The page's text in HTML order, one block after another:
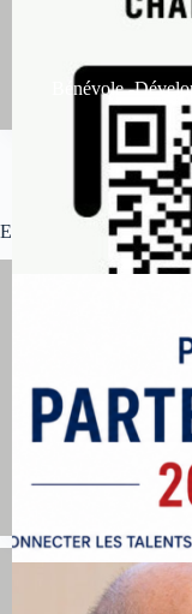
Bénévole -
Toutes les
Evénements du Forum